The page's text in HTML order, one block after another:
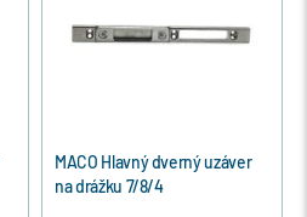
MACO Hlavný dverný uzáver
na drážku 7/8/4